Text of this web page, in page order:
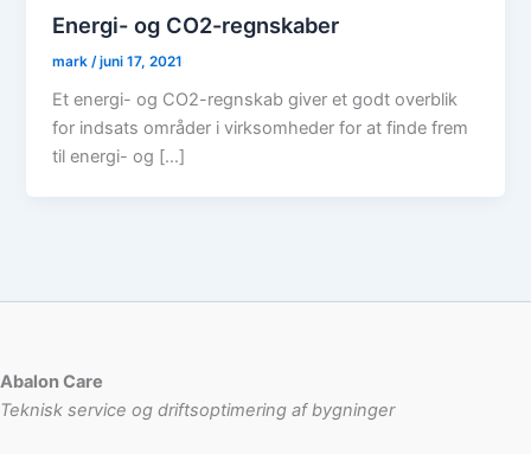
Energi- og CO2-regnskaber
mark /juni 17, 2021
Et energi- og CO2-regnskab giver et godt overblik
for indsats områder i virksomheder for at finde frem
til energi- og […]
Abalon Care
Teknisk service og driftsoptimering af bygninger